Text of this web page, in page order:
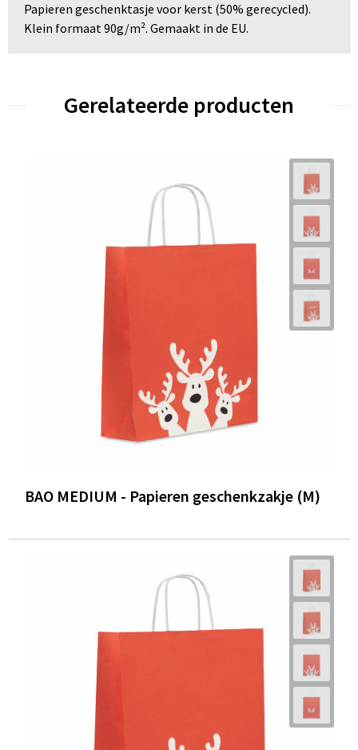
Papieren geschenktasje voor kerst (50% gerecycled).
Klein formaat 90g/m². Gemaakt in de EU.
Gerelateerde producten
BAO MEDIUM - Papieren geschenkzakje (M)